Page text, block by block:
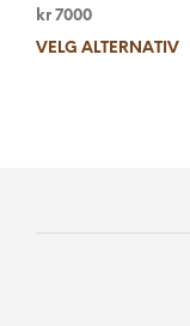
kr 7000
VELG ALTERNATIV